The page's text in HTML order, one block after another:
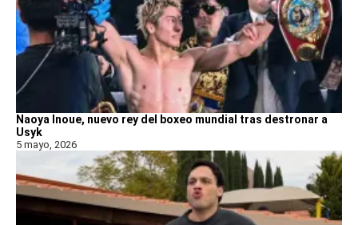
Naoya Inoue, nuevo rey del boxeo mundial tras destronar a
Usyk
5 mayo, 2026